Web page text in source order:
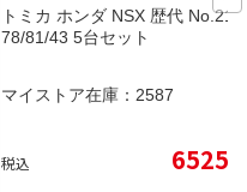
トミカ ホンダ NSX 歴代 No.21/
78/81/43 5台セット
マイストア在庫： 2587
税込 6525